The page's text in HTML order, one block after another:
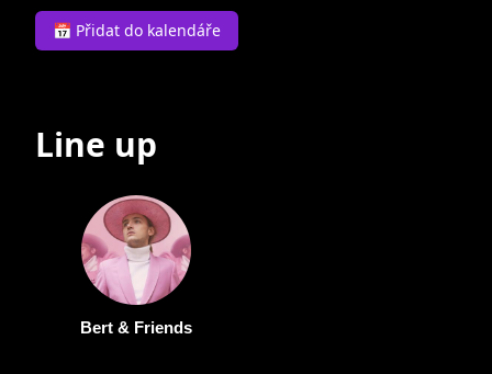
📅 Přidat do kalendáře
Line up
Bert & Friends